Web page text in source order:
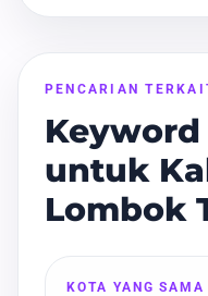
PENCARIAN
untuk
Lombok
KOTA YANG SAMA